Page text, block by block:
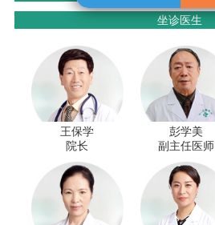
坐诊医生
王保学
院长
彭学美
副主任医师